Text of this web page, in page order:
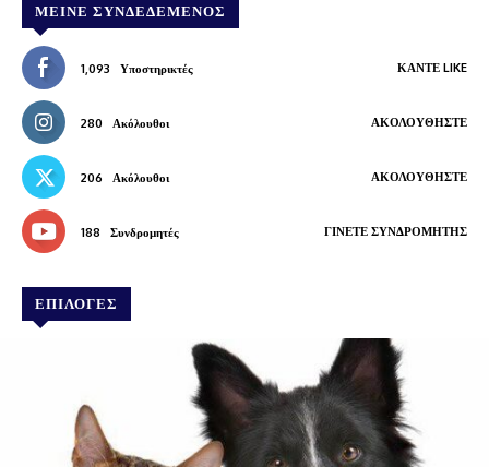
ΜΕΊΝΕ ΣΥΝΔΕΔΕΜΈΝΟΣ
1,093 Υποστηρικτές ΚΆΝΤΕ LIKE
280 Ακόλουθοι ΑΚΟΛΟΥΘΉΣΤΕ
206 Ακόλουθοι ΑΚΟΛΟΥΘΉΣΤΕ
188 Συνδρομητές ΓΊΝΕΤΕ ΣΥΝΔΡΟΜΗΤΉΣ
ΕΠΙΛΟΓΕΣ